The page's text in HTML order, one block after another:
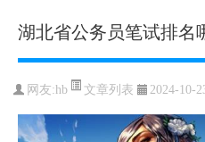
湖北省公务员笔试排名
网友:hb 文章列表 2024-10-